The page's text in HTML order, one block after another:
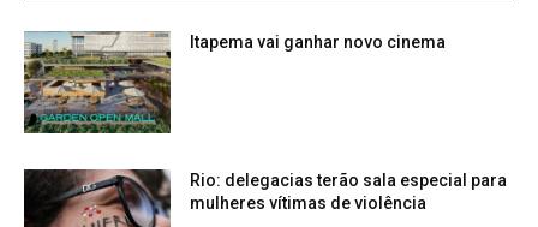
Itapema vai ganhar novo cinema
Rio: delegacias terão sala especial para
mulheres vítimas de violência